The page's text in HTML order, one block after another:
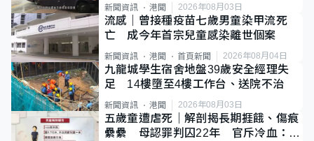
新聞資訊 港聞 2026年08月03日
流感｜曾接種疫苗七歲男童染甲流死
亡 成今年首宗兒童感染離世個案
新聞資訊 港聞 首頁新聞 2026年08月04日
九龍城學生宿舍地盤39歲安全經理失
足 14樓墮至4樓工作台、送院不治
新聞資訊 港聞 2026年08月03日
五歲童遭虐死｜解剖揭長期捱餓、傷痕
纍纍 母認罪判囚22年 官斥冷血：同